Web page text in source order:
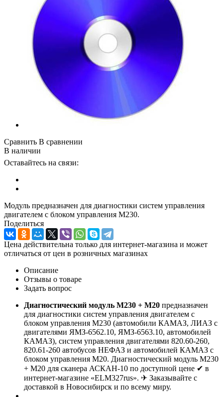
Сравнить В сравнении
В наличии
Оставайтесь на связи:
Модуль предназначен для диагностики систем управления
двигателем с блоком управления М230.
Поделиться
Цена действительна только для интернет-магазина и может
отличаться от цен в розничных магазинах
Описание
Отзывы о товаре
Задать вопрос
Диагностический модуль М230 + М20 предназначен
для диагностики систем управления двигателем с
блоком управления М230 (автомобили КАМАЗ, ЛИАЗ с
двигателями ЯМЗ-6562.10, ЯМЗ-6563.10, автомобилей
КАМАЗ), систем управления двигателями 820.60-260,
820.61-260 автобусов НЕФАЗ и автомобилей КАМАЗ с
блоком управления М20. Диагностический модуль М230
+ М20 для сканера АСКАН-10 по доступной цене ✔ в
интернет-магазине «ELM327rus». ✈ Заказывайте с
доставкой в Новосибирск и по всему миру.